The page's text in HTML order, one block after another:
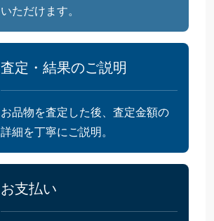
いただけます。
査定・結果のご説明
お品物を査定した後、査定金額の
詳細を丁寧にご説明。
お支払い